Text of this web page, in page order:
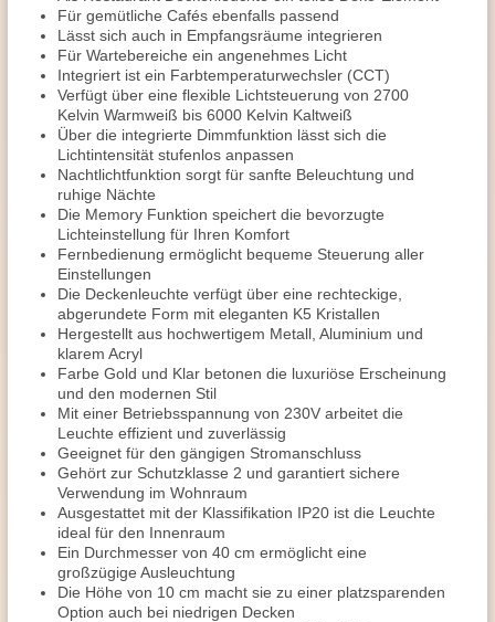
Für gemütliche Cafés ebenfalls passend
Lässt sich auch in Empfangsräume integrieren
Für Wartebereiche ein angenehmes Licht
Integriert ist ein Farbtemperaturwechsler (CCT)
Verfügt über eine flexible Lichtsteuerung von 2700
Kelvin Warmweiß bis 6000 Kelvin Kaltweiß
Über die integrierte Dimmfunktion lässt sich die
Lichtintensität stufenlos anpassen
Nachtlichtfunktion sorgt für sanfte Beleuchtung und
ruhige Nächte
Die Memory Funktion speichert die bevorzugte
Lichteinstellung für Ihren Komfort
Fernbedienung ermöglicht bequeme Steuerung aller
Einstellungen
Die Deckenleuchte verfügt über eine rechteckige,
abgerundete Form mit eleganten K5 Kristallen
Hergestellt aus hochwertigem Metall, Aluminium und
klarem Acryl
Farbe Gold und Klar betonen die luxuriöse Erscheinung
und den modernen Stil
Mit einer Betriebsspannung von 230V arbeitet die
Leuchte effizient und zuverlässig
Geeignet für den gängigen Stromanschluss
Gehört zur Schutzklasse 2 und garantiert sichere
Verwendung im Wohnraum
Ausgestattet mit der Klassifikation IP20 ist die Leuchte
ideal für den Innenraum
Ein Durchmesser von 40 cm ermöglicht eine
großzügige Ausleuchtung
Die Höhe von 10 cm macht sie zu einer platzsparenden
Option auch bei niedrigen Decken